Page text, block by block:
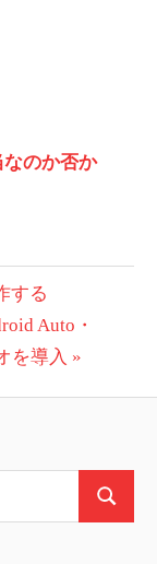
のか否か
する
Auto・
を導入
検